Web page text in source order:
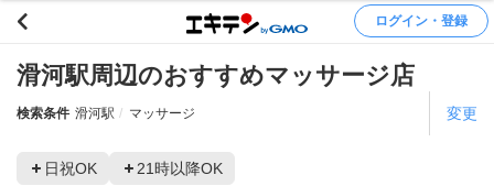
ログイン・登録
滑河駅周辺のおすすめマッサージ店
検索条件 滑河駅 マッサージ 変更
日祝OK 21時以降OK